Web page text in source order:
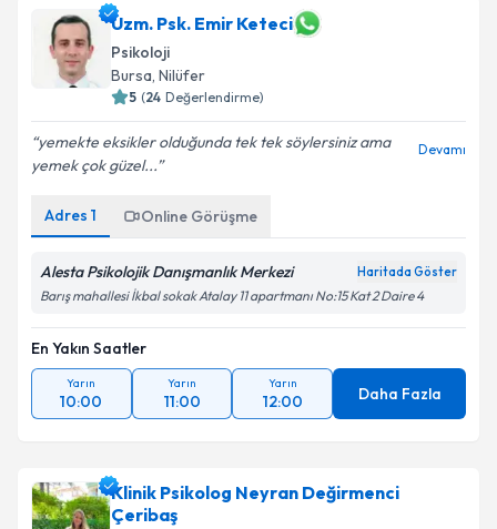
Uzm. Psk. Emir Keteci
Psikoloji
Bursa, Nilüfer
5 (24 Değerlendirme)
yemekte eksikler olduğunda tek tek söylersiniz ama
yemek çok güzel...
Devamı
Adres 1 Online Görüşme
Alesta Psikolojik Danışmanlık Merkezi Haritada Göster
Barış mahallesi İkbal sokak Atalay 11 apartmanı No:15 Kat 2 Daire 4
En Yakın Saatler
Yarın
10:00
Yarın
11:00
Yarın
12:00 Daha Fazla
Klinik Psikolog Neyran Değirmenci
Çeribaş